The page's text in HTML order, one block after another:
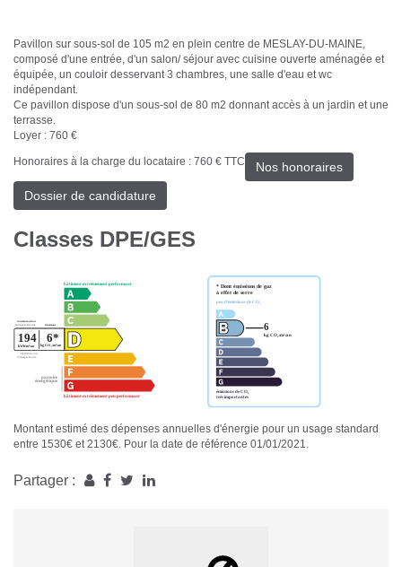
Pavillon sur sous-sol de 105 m2 en plein centre de MESLAY-DU-MAINE,
composé d'une entrée, d'un salon/ séjour avec cuisine ouverte aménagée et
équipée, un couloir desservant 3 chambres, une salle d'eau et wc
indépendant.
Ce pavillon dispose d'un sous-sol de 80 m2 donnant accès à un jardin et une
terrasse.
Loyer : 760 €
Honoraires à la charge du locataire : 760 € TTC
Nos honoraires
Dossier de candidature
Classes DPE/GES
Montant estimé des dépenses annuelles d'énergie pour un usage standard
entre 1530€ et 2130€. Pour la date de référence 01/01/2021.
Partager :